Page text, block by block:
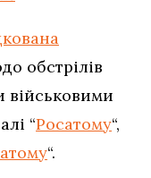
обстрілів
військовими
“Росатому“,
“.